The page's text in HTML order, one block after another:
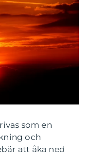
som en
och
att åka ned